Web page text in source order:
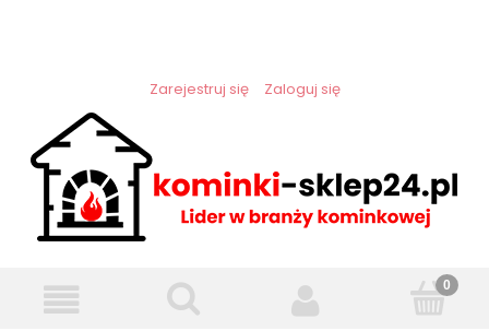
Zarejestruj się Zaloguj się